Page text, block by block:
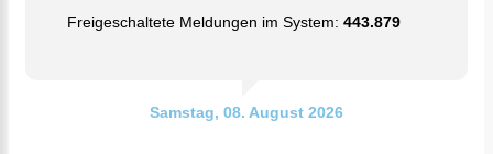
Freigeschaltete Meldungen im System: 443.879
Samstag, 08. August 2026